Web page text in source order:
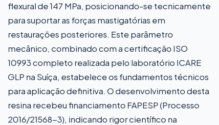
flexural de 147 MPa, posicionando-se tecnicamente
para suportar as forças mastigatórias em
restaurações posteriores. Este parâmetro
mecânico, combinado com a certificação ISO
10993 completo realizada pelo laboratório ICARE
GLP na Suíça, estabelece os fundamentos técnicos
para aplicação definitiva. O desenvolvimento desta
resina recebeu financiamento FAPESP (Processo
2016/21568-3), indicando rigor científico na